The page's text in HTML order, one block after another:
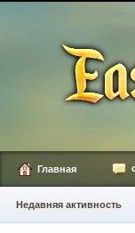
Главная
Недавняя активность